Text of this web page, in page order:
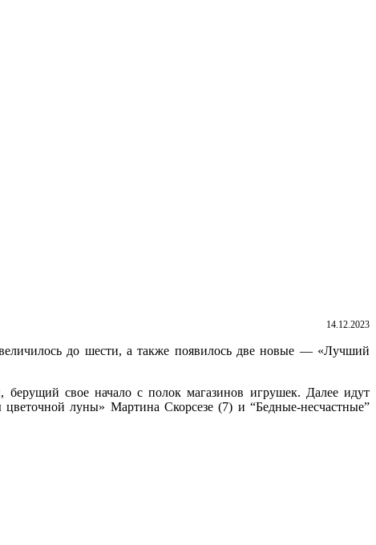
14.12.2023
до шести, а также появилось две новые — «Лучший
свое начало с полок магазинов игрушек. Далее идут
луны» Мартина Скорсезе (7) и “Бедные-несчастные”